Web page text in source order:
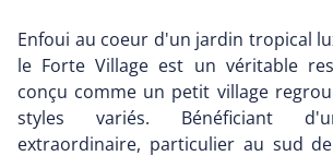
Enfoui au coeur d'un jardin tropical
le Forte Village est un véritable
conçu comme un petit village
styles variés. Bénéficiant
extraordinaire, particulier au sud